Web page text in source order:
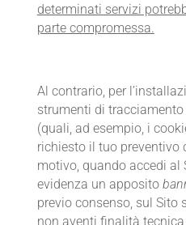
determinati servizi
parte compromessa.
Al contrario, per
strumenti di
(quali, ad esempio, i
richiesto il tuo preventivo
motivo, quando accedi al
evidenza un apposito
previo consenso, sul
non aventi finalità